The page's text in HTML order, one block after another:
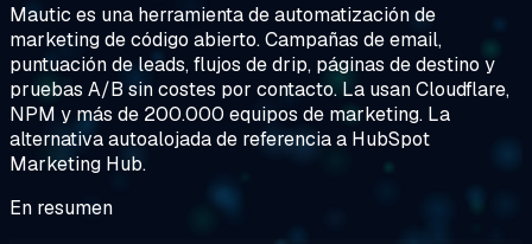
Mautic es una herramienta de automatización de
marketing de código abierto. Campañas de email,
puntuación de leads, flujos de drip, páginas de destino y
pruebas A/B sin costes por contacto. La usan Cloudflare,
NPM y más de 200.000 equipos de marketing. La
alternativa autoalojada de referencia a HubSpot
Marketing Hub.
En resumen